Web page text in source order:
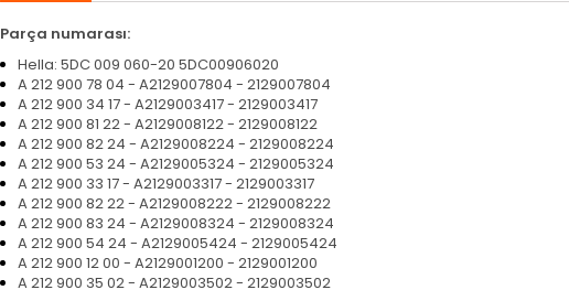
Parça numarası:
Hella: 5DC 009 060-20 5DC00906020
A 212 900 78 04 - A2129007804 - 2129007804
A 212 900 34 17 - A2129003417 - 2129003417
A 212 900 81 22 - A2129008122 - 2129008122
A 212 900 82 24 - A2129008224 - 2129008224
A 212 900 53 24 - A2129005324 - 2129005324
A 212 900 33 17 - A2129003317 - 2129003317
A 212 900 82 22 - A2129008222 - 2129008222
A 212 900 83 24 - A2129008324 - 2129008324
A 212 900 54 24 - A2129005424 - 2129005424
A 212 900 12 00 - A2129001200 - 2129001200
A 212 900 35 02 - A2129003502 - 2129003502